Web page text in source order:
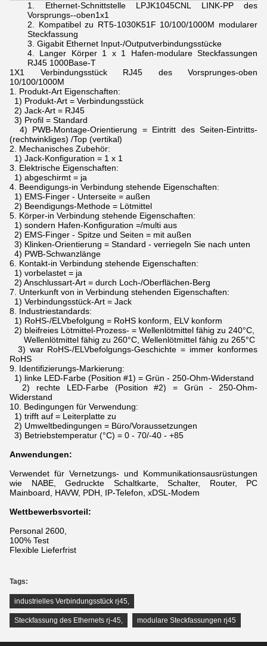
Ethernet-SchnittstelleLPJK1045CNL LINK-PPdes
Vorsprungs--oben1x1
Kompatibel zu RT5-1030K51F 10/100/1000M modularer
Steckfassung
Gigabit Ethernet Input-/Outputverbindungsstücke
Langer Körper 1 x 1 Hafen-modulare Steckfassungen
RJ45 1000Base-T
1X1 Verbindungsstück RJ45 des Vorsprunges-oben
10/100/1000M
1. Produkt-Art Eigenschaften:
1) Produkt-Art = Verbindungsstück
2) Jack-Art = RJ45
3) Profil = Standard
4) PWB-Montage-Orientierung = Eintritt des Seiten-Eintritts-
(rechtwinkliges) /Top (vertikal)
2. Mechanisches Zubehör:
1) Jack-Konfiguration = 1 x 1
3. Elektrische Eigenschaften:
1) abgeschirmt = ja
4. Beendigungs-in Verbindung stehende Eigenschaften:
1) EMS-Finger - Unterseite = außen
2) Beendigungs-Methode = Lötmittel
5. Körper-in Verbindung stehende Eigenschaften:
1) sondern Hafen-Konfiguration =/multi aus
2) EMS-Finger - Spitze und Seiten = mit außen
3) Klinken-Orientierung = Standard - verriegeln Sie nach unten
4) PWB-Schwanzlänge
6. Kontakt-in Verbindung stehende Eigenschaften:
1) vorbelastet = ja
2) Anschlussart-Art = durch Loch-/Oberflächen-Berg
7. Unterkunft von in Verbindung stehenden Eigenschaften:
1) Verbindungsstück-Art = Jack
8. Industriestandards:
1) RoHS-/ELVbefolgung = RoHS konform, ELV konform
2) bleifreies Lötmittel-Prozess- = Wellenlötmittel fähig zu 240°C,
Wellenlötmittel fähig zu 260°C, Wellenlötmittel fähig zu 265°C
3) war RoHS-/ELVbefolgungs-Geschichte = immer konformes
RoHS
9. Identifizierungs-Markierung:
1) linke LED-Farbe (Position #1) = Grün - 250-Ohm-Widerstand
2) rechte LED-Farbe (Position #2) = Grün - 250-Ohm-
Widerstand
10. Bedingungen für Verwendung:
1) trifft auf = Leiterplatte zu
2) Umweltbedingungen = Büro/Voraussetzungen
3) Betriebstemperatur (°C) = 0 - 70/-40 - +85
Anwendungen:
Verwendet für Vernetzungs- und Kommunikationsausrüstungen
wie NABE, Gedruckte Schaltkarte, Schalter, Router, PC
Mainboard, HAVW, PDH, IP-Telefon, xDSL-Modem
Wettbewerbsvorteil:
Personal 2600,
100% Test
Flexible Lieferfrist
Tags:
industrielles Verbindungsstück rj45,
Steckfassung des Ethernets rj-45, modulare Steckfassungen rj45